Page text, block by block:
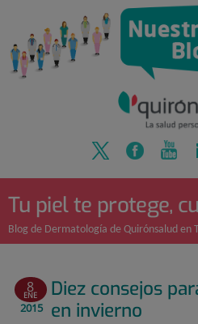
Tu piel te protege,
Blog de Dermatología de Quirónsalud en
8
ENE
2015
Diez consejos
en invierno